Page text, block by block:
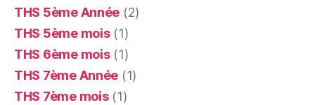
THS 5ème Année (2)
THS 5ème mois(1)
THS 6ème mois(1)
THS 7ème Année (1)
THS 7ème mois(1)